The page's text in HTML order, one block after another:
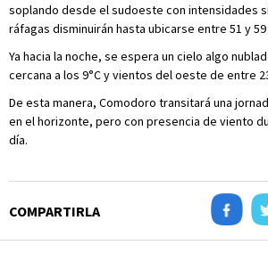
soplando desde el sudoeste con intensidades
ráfagas disminuirán hasta ubicarse entre 51 y
Ya hacia la noche, se espera un cielo algo
cercana a los 9°C y vientos del oeste de entre
De esta manera, Comodoro transitará una
en el horizonte, pero con presencia de viento
día.
COMPARTIRLA